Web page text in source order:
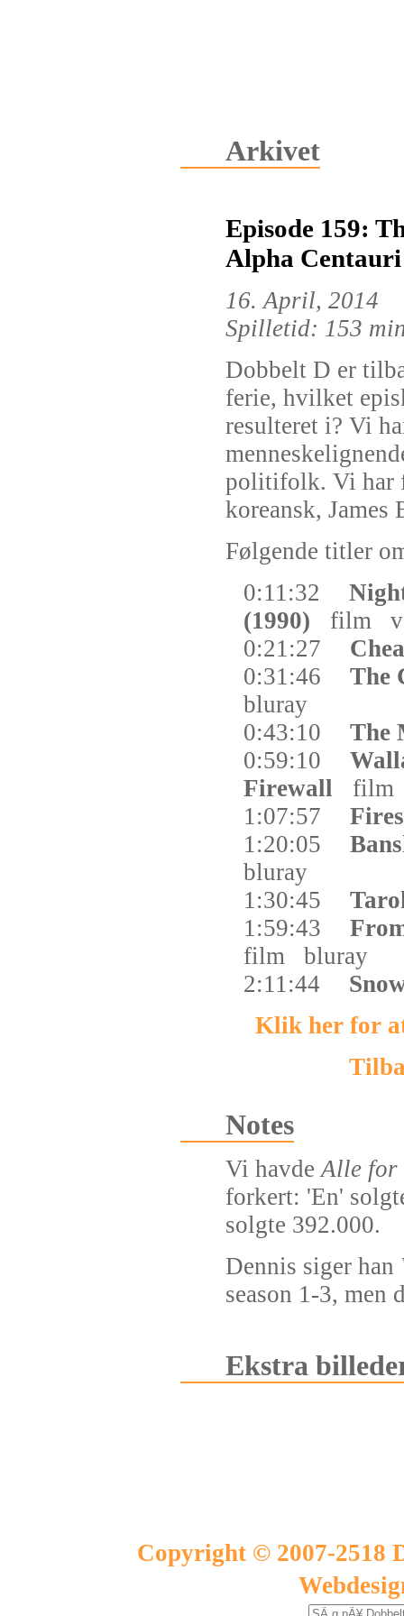
Arkivet
Episode 159:
Alpha Centauri
16. April, 2014
Spilletid: 153
Dobbelt D er
ferie, hvilket
resulteret i? Vi
politifolk. Vi har
koreansk, James
Følgende titler
0:11:32
(1990)
film
0:21:27
0:31:46
The
bluray
0:43:10
The
0:59:10
Firewall
film
1:07:57
1:20:05
bluray
1:30:45
1:59:43
film
bluray
2:11:44
Klik her for
Notes
Vi havdeAlle for
forkert: 'En'
solgte 392.000.
Dennis siger han
season 1-3, men
Ekstra
Copyright © 2007-2518